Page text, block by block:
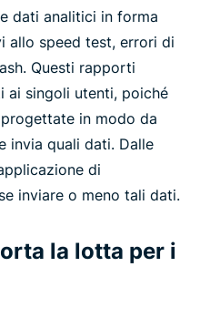
dati analitici in forma
allo speed test, errori di
Questi rapporti
ai singoli utenti, poiché
in modo da
invia quali dati. Dalle
di
inviare o meno tali dati.
la lotta per i